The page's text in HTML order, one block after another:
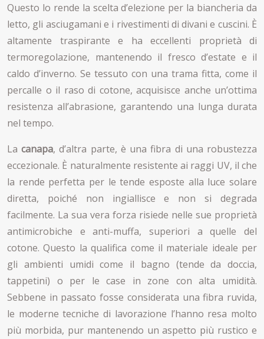
Questo lo rende la scelta d’elezione per la biancheria da
letto, gli asciugamani e i rivestimenti di divani e cuscini. È
altamente traspirante e ha eccellenti proprietà di
termoregolazione, mantenendo il fresco d’estate e il
caldo d’inverno. Se tessuto con una trama fitta, come il
percalle o il raso di cotone, acquisisce anche un’ottima
resistenza all’abrasione, garantendo una lunga durata
nel tempo.
Lacanapa, d’altra parte, è una fibra di una robustezza
eccezionale. È naturalmente resistente ai raggi UV, il che
la rende perfetta per le tende esposte alla luce solare
diretta, poiché non ingiallisce e non si degrada
facilmente. La sua vera forza risiede nelle sue proprietà
antimicrobiche e anti-muffa, superiori a quelle del
cotone. Questo la qualifica come il materiale ideale per
gli ambienti umidi come il bagno (tende da doccia,
tappetini) o per le case in zone con alta umidità.
Sebbene in passato fosse considerata una fibra ruvida,
le moderne tecniche di lavorazione l’hanno resa molto
più morbida, pur mantenendo un aspetto più rustico e